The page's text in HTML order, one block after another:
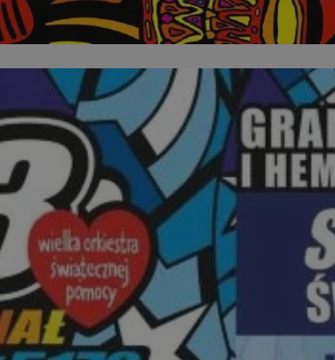
1 rok
Ten plik cookie przechowuje
1 rok
Ten plik cookie przechowuje
CookieScript
swiony.pl
4 tygodnie 2 dni
Ten plik cookie jest używany
Script.com do
zgody użytkownika na pliki
aby baner cookie Cookie-
YouTube
.youtube.com
5 miesięcy 4
tygodnie
Ten plik cookie przechowuje
użytkownika oraz jego
prywatności podczas
wybory dotyczące polityki
zgody, zapewniając ich
wizytach. Dzięki temu
konfigurować swoich
zgodność z regulacjami
Provider
/
Domena
Okres
przechowywania
OpenX
Technologies
Inc.
reklama.silnet.pl
1 rok
Powiązany z platformą reklamową
wydawców. Rejestruje, czy zostały
reklamy. Podobno używane tylko do
a nie do kierowania na
Provider
Domena
przechowywania
Microsoft
Corporation
.c.bing.com
1 rok
Jest to własny
który zapewnia
Provider/Domena Okres
.youtube.com 5 miesięcy 4 tygodnie
Polityce prywatności Google